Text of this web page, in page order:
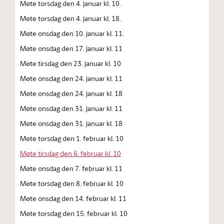
Møte torsdag den 4. januar kl. 10.
Møte torsdag den 4. januar kl. 18.
Møte onsdag den 10. januar kl. 11.
Møte onsdag den 17. januar kl. 11
Møte tirsdag den 23. januar kl. 10
Møte onsdag den 24. januar kl. 11
Møte onsdag den 24. januar kl. 18
Møte onsdag den 31. januar kl. 11
Møte onsdag den 31. januar kl. 18
Møte torsdag den 1. februar kl. 10
Møte tirsdag den 6. februar kl. 10
Møte onsdag den 7. februar kl. 11
Møte torsdag den 8. februar kl. 10
Møte onsdag den 14. februar kl. 11
Møte torsdag den 15. februar kl. 10